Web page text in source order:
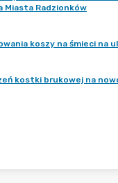
Miasta Radzionków
koszy na śmieci na
kostki brukowej na